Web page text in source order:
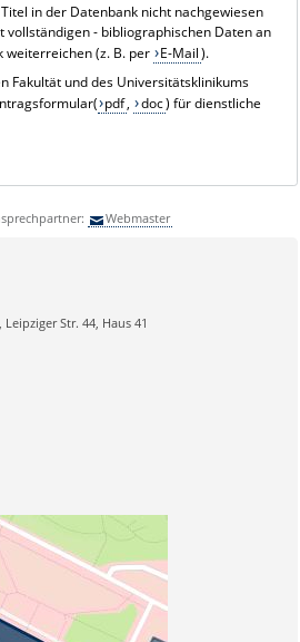
in der Datenbank nicht nachgewiesen
vollständigen - bibliographischen Daten an
(z. B. per E-Mail).
Fakultät und des Universitätsklinikums
pdf, doc) für dienstliche
Webmaster
Str. 44, Haus 41